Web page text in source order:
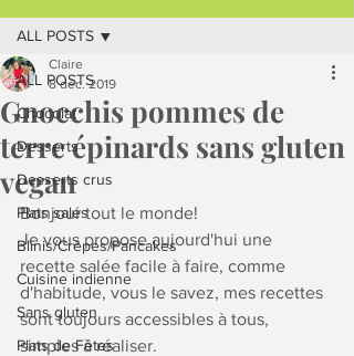
ALL POSTS
Chocolat
Desserts
Desserts crus
Plats salés
Blinis/Crêpes/Pancakes
Cuisine indienne
Sans gluten
Plats de Fêtes
ALL POSTS
Gnocchis pommes de
terre épinards sans gluten
vegan
Claire
8 déc. 2019
Bonjour tout le monde!
Je vous propose aujourd'hui une
recette salée facile à faire, comme
d'habitude, vous le savez, mes recettes
sont toujours accessibles à tous,
simples à réaliser.